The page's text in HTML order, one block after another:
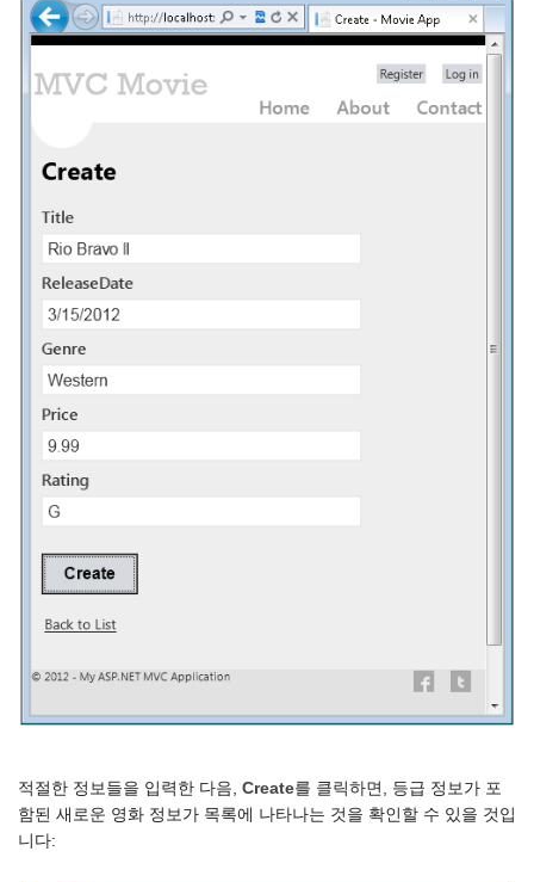
적절한 정보들을 입력한 다음, Create를 클릭하면, 등급 정보가 포
함된 새로운 영화 정보가 목록에 나타나는 것을 확인할 수 있을 것입
니다: